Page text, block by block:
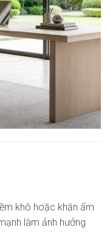
khô hoặc khăn ẩm
làm ảnh hưởng